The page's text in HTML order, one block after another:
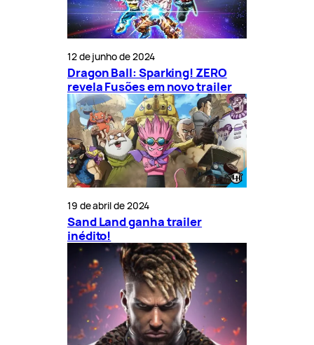
12 de junho de 2024
Dragon Ball: Sparking! ZERO
revela Fusões em novo trailer
19 de abril de 2024
Sand Land ganha trailer
inédito!